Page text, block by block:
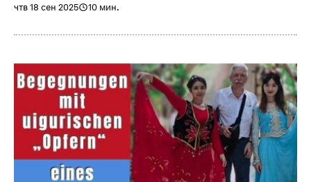
чтв 18 сен 2025 10 мин.